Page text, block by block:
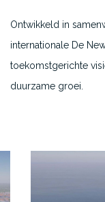
Ontwikkeld in
internationale De
toekomstgerichte
duurzame groei.